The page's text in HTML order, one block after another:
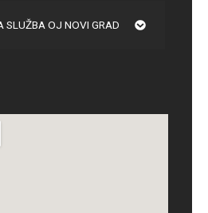
SLUŽBA OJ NOVI GRAD